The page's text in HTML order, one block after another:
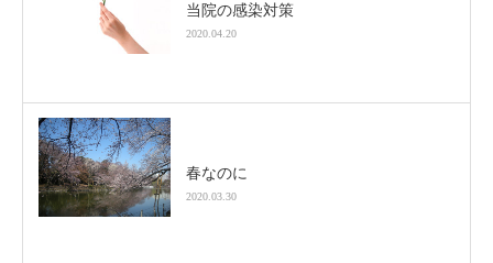
当院の感染対策
2020.04.20
春なのに
2020.03.30